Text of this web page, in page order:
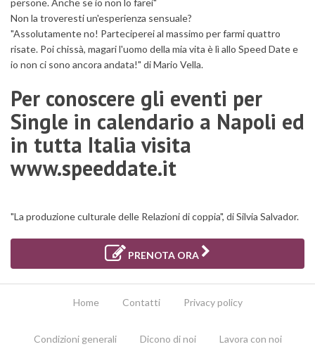
persone. Anche se io non lo farei"
Non la troveresti un'esperienza sensuale?
"Assolutamente no! Parteciperei al massimo per farmi quattro
risate. Poi chissà, magari l'uomo della mia vita è lì allo Speed Date e
io non ci sono ancora andata!" di Mario Vella.
Per conoscere gli eventi per
Single in calendario a Napoli ed
in tutta Italia visita
www.speeddate.it
"La produzione culturale delle Relazioni di coppia", di Silvia Salvador.
PRENOTA ORA
Home Contatti Privacy policy
Condizioni generali Dicono di noi Lavora con noi